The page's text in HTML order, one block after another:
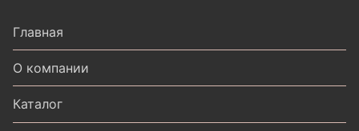
Главная
О компании
Каталог